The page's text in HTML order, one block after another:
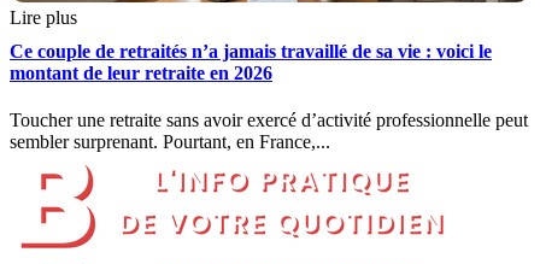
Lire plus
Ce couple de retraités n’a jamais travaillé de sa vie : voici le
montant de leur retraite en 2026
Toucher une retraite sans avoir exercé d’activité professionnelle peut
sembler surprenant. Pourtant, en France,...